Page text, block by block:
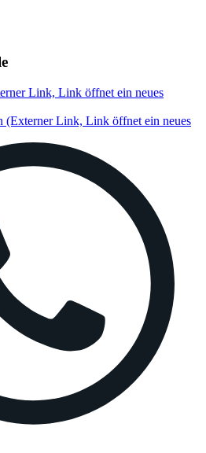
Link, Link öffnet ein neues
(Externer Link, Link öffnet ein neues